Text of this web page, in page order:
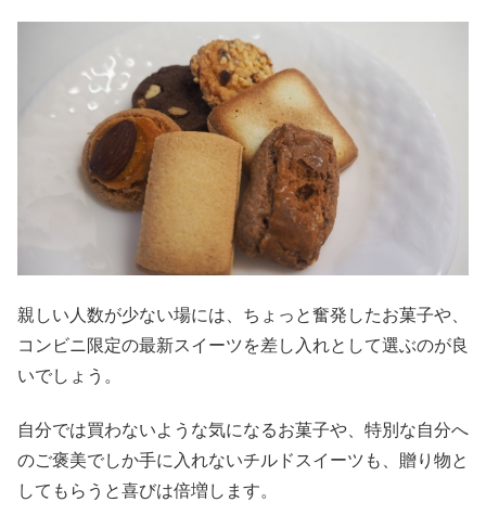
親しい人数が少ない場には、ちょっと奮発したお菓子や、
コンビニ限定の最新スイーツを差し入れとして選ぶのが良
いでしょう。
自分では買わないような気になるお菓子や、特別な自分へ
のご褒美でしか手に入れないチルドスイーツも、贈り物と
してもらうと喜びは倍増します。